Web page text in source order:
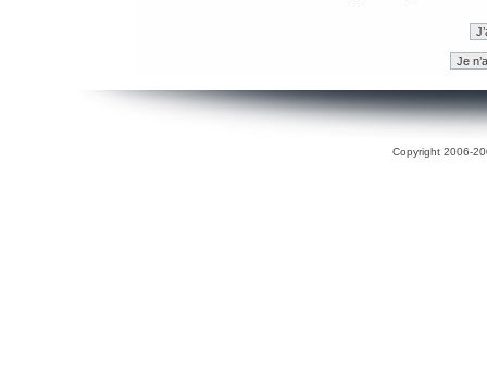
Copyright 2006-